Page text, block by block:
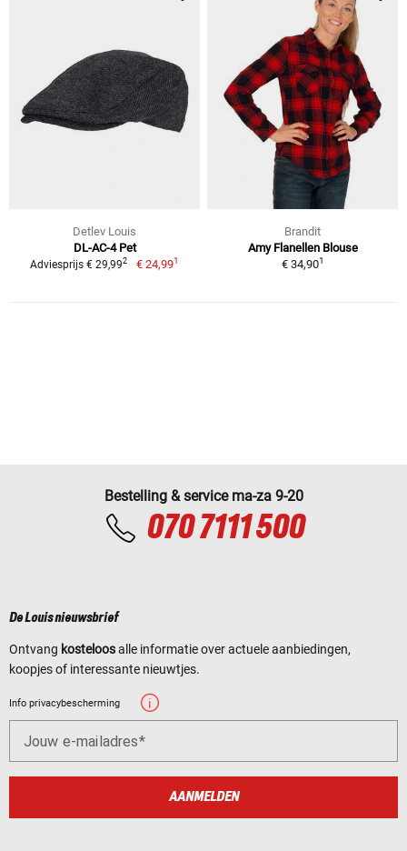
Detlev Louis
DL-AC-4 Pet
Adviesprijs € 29,992 € 24,991
Brandit
Amy Flanellen Blouse
€ 34,901
Bestelling & service ma-za 9-20
070 7111 500
De Louis nieuwsbrief
Ontvang kosteloosalle informatie over actuele aanbiedingen,
koopjes of interessante nieuwtjes.
Info privacybescherming
Jouw e-mailadres
AANMELDEN